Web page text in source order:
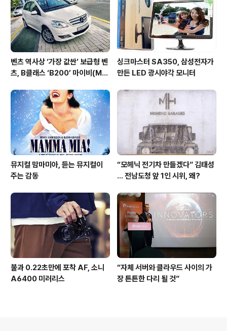
벤츠 역사상 ‘가장 값싼’ 보급형 벤
츠, B클래스 ‘B200’ 마이비(My
싱크마스터 SA350, 삼성전자가
만든 LED 광시야각 모니터
뮤지컬 맘마미아, 듣는 뮤지컬이
주는 감동
“모헤닉 전기차 만들겠다” 김태성
… 전남도청 앞 1인 시위, 왜?
불과 0.22초만에 포착 AF, 소니
A6400 미러리스
“자체 서버와 클라우드 사이의 가
장 튼튼한 다리 될 것”